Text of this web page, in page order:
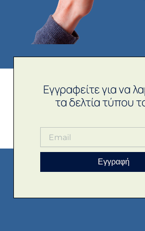
Εγγραφείτε για να
τα δελτία τύπου
Εγγραφή